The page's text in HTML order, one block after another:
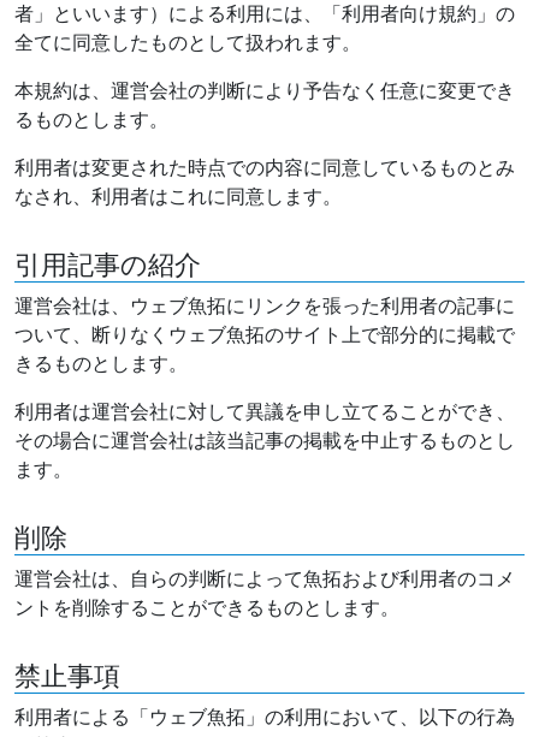
者」といいます）による利用には、「利用者向け規約」の
全てに同意したものとして扱われます。
本規約は、運営会社の判断により予告なく任意に変更でき
るものとします。
利用者は変更された時点での内容に同意しているものとみ
なされ、利用者はこれに同意します。
引用記事の紹介
運営会社は、ウェブ魚拓にリンクを張った利用者の記事に
ついて、断りなくウェブ魚拓のサイト上で部分的に掲載で
きるものとします。
利用者は運営会社に対して異議を申し立てることができ、
その場合に運営会社は該当記事の掲載を中止するものとし
ます。
削除
運営会社は、自らの判断によって魚拓および利用者のコメ
ントを削除することができるものとします。
禁止事項
利用者による「ウェブ魚拓」の利用において、以下の行為